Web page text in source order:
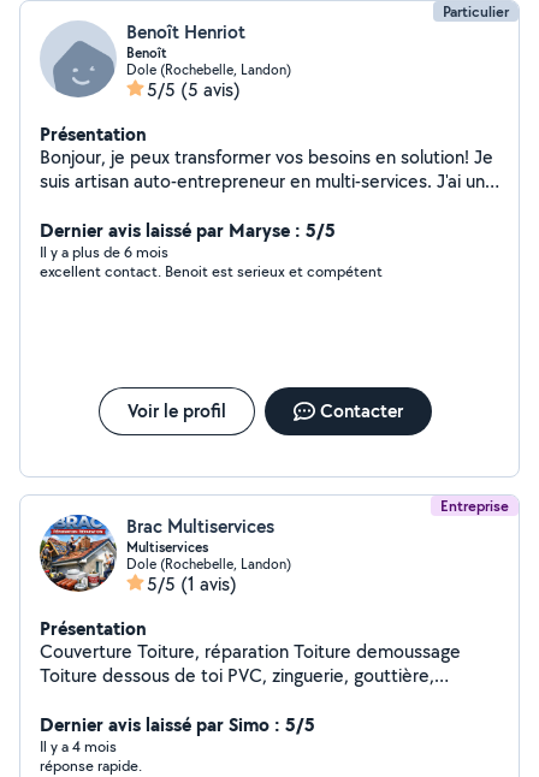
Particulier
Benoît Henriot
Benoît
Dole (Rochebelle, Landon)
5/5 (5 avis)
Présentation
Bonjour, je peux transformer vos besoins en solution! Je
suis artisan auto-entrepreneur en multi-services. J'ai une
la toiture jusqu'à la finition intérieure. Je ne prétends pas
tout savoir mais ma formation dans le domaine de la
maintenance et mes nombreuses années à travailler
réalisation de cloisons, plomberie, électricité, pose de
revêtements de sols, peinture, etc... Je peux vous
professionnel.
Dernier avis laissé par Maryse : 5/5
Il y a plus de 6 mois
excellent contact. Benoit est serieux et compétent
Voir le profil Contacter
Entreprise
Brac Multiservices
Multiservices
Dole (Rochebelle, Landon)
5/5 (1 avis)
Présentation
Couverture Toiture, réparation Toiture demoussage
Toiture dessous de toi PVC, zinguerie, gouttière,
d'intérieur, travaux d'espaces verts autres, travaux sur
demande
Dernier avis laissé par Simo : 5/5
Il y a 4 mois
réponse rapide.